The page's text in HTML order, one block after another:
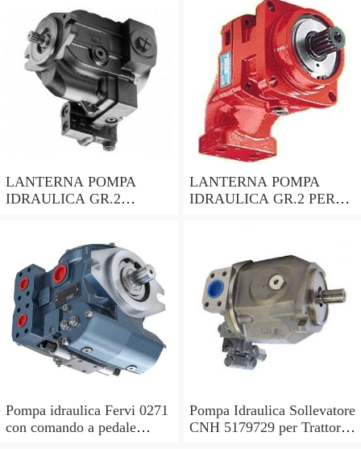
LANTERNA POMPA
IDRAULICA GR.2
MOTORE HONDA GX690
LANTERNA POMPA
IDRAULICA GR.2 PER
Pompa idraulica Fervi 0271
con comando a pedale
Pompa Idraulica Sollevatore
CNH 5179729 per Trattori